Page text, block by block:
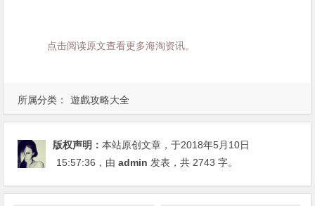
所属分类： 遊戲攻略大全
点击阅读原文查看更多海淘资讯。
版权声明：本站原创文章，于2018年5月10日
15:57:36 ，由admin 发表，共 2743 字。